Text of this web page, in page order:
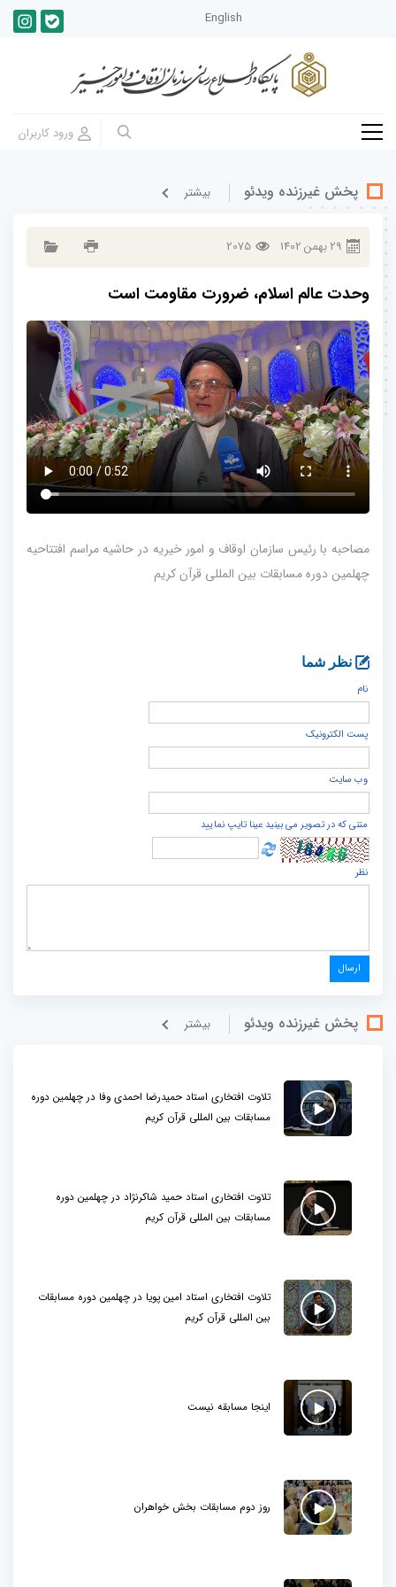
English
پخش غيرزنده ویدئو بيشتر
29بهمن1402
2075
وحدت عالم اسلام، ضرورت مقاومت است
مصاحبه با رئیس سازمان اوقاف و امور خیریه در حاشیه مراسم افتتاحیه
چهلمین دوره مسابقات بین المللی قرآن کریم
نظر شما
نام
پست الكترونيک
وب سایت
متنی که در تصویر می بینید عینا تایپ نمایید
نظر
پخش غيرزنده ویدئو بيشتر
تلاوت افتخاری استاد حمیدرضا احمدی وفا در چهلمین دوره
مسابقات بین المللی قرآن کریم
تلاوت افتخاری استاد حمید شاکرنژاد در چهلمین دوره
مسابقات بین المللی قرآن کریم
تلاوت افتخاری استاد امین پویا در چهلمین دوره مسابقات
بین المللی قرآن کریم
اینجا مسابقه نیست
روز دوم مسابقات بخش خواهران